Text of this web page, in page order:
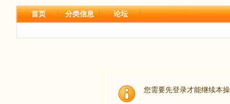
首页 分类信息 论坛
您需要先登录才能继续本